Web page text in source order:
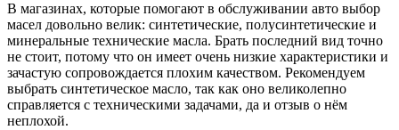
В магазинах, которые помогают в обслуживании авто выбор
масел довольно велик: синтетические, полусинтетические и
минеральные технические масла. Брать последний вид точно
не стоит, потому что он имеет очень низкие характеристики и
зачастую сопровождается плохим качеством. Рекомендуем
выбрать синтетическое масло, так как оно великолепно
справляется с техническими задачами, да и отзыв о нём
неплохой.